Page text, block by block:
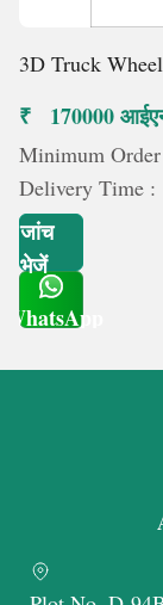
3D Truck
₹ 170000
Minimum
Delivery Time :
जांच
भेजें
WhatsApp